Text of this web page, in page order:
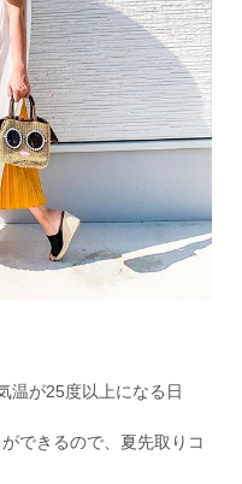
温が25度以上になる日
できるので、夏先取りコ